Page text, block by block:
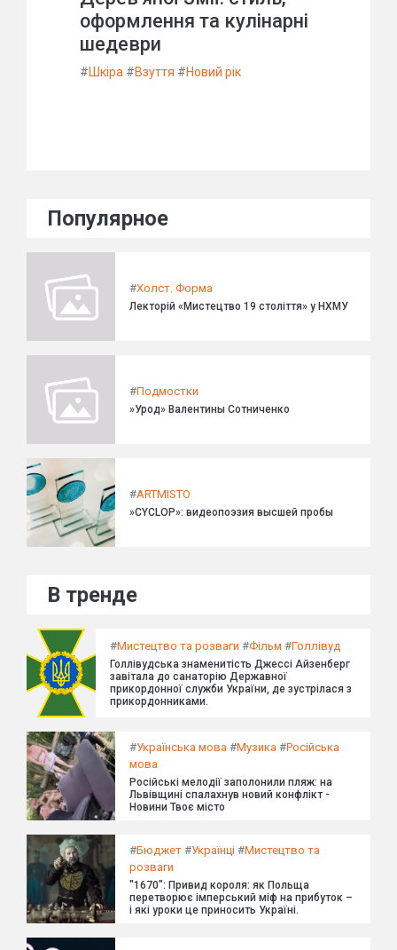
оформлення та кулінарні
шедеври
#Шкіра #Взуття #Новий рік
Популярное
#Холст. Форма
Лекторій «Мистецтво 19 століття» у НХМУ
#Подмостки
»Урод» Валентины Сотниченко
#ARTMISTO
»CYCLOP»: видеопоэзия высшей пробы
В тренде
#Мистецтво та розваги #Фільм #Голлівуд
Голлівудська знаменитість Джессі Айзенберг
завітала до санаторію Державної
прикордонної служби України, де зустрілася з
прикордонниками.
#Українська мова #Музика #Російська
мова
Російські мелодії заполонили пляж: на
Львівщині спалахнув новий конфлікт -
Новини Твоє місто
#Бюджет #Українці #Мистецтво та
розваги
"1670": Привид короля: як Польща
перетворює імперський міф на прибуток –
і які уроки це приносить Україні.